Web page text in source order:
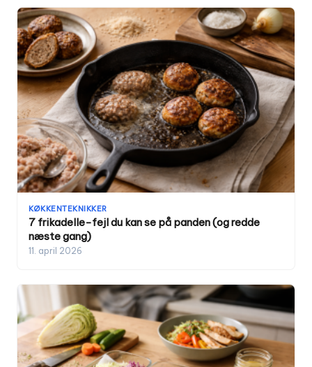
KØKKENTEKNIKKER
7 frikadelle-fejl du kan se på panden (og redde
næste gang)
11. april 2026